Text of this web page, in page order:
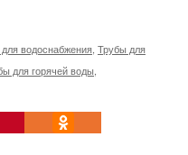
водоснабжения Трубы для
для горячей воды